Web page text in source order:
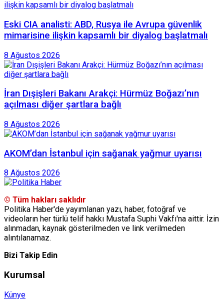
Eski CIA analisti: ABD, Rusya ile Avrupa güvenlik
mimarisine ilişkin kapsamlı bir diyalog başlatmalı
8 Ağustos 2026
İran Dışişleri Bakanı Arakçi: Hürmüz Boğazı’nın
açılması diğer şartlara bağlı
8 Ağustos 2026
AKOM’dan İstanbul için sağanak yağmur uyarısı
8 Ağustos 2026
© Tüm hakları saklıdır
Politika Haber'de yayımlanan yazı, haber, fotoğraf ve
videoların her türlü telif hakkı Mustafa Suphi Vakfı'na aittir. İzin
alınmadan, kaynak gösterilmeden ve link verilmeden
alıntılanamaz.
Bizi Takip Edin
Kurumsal
Künye